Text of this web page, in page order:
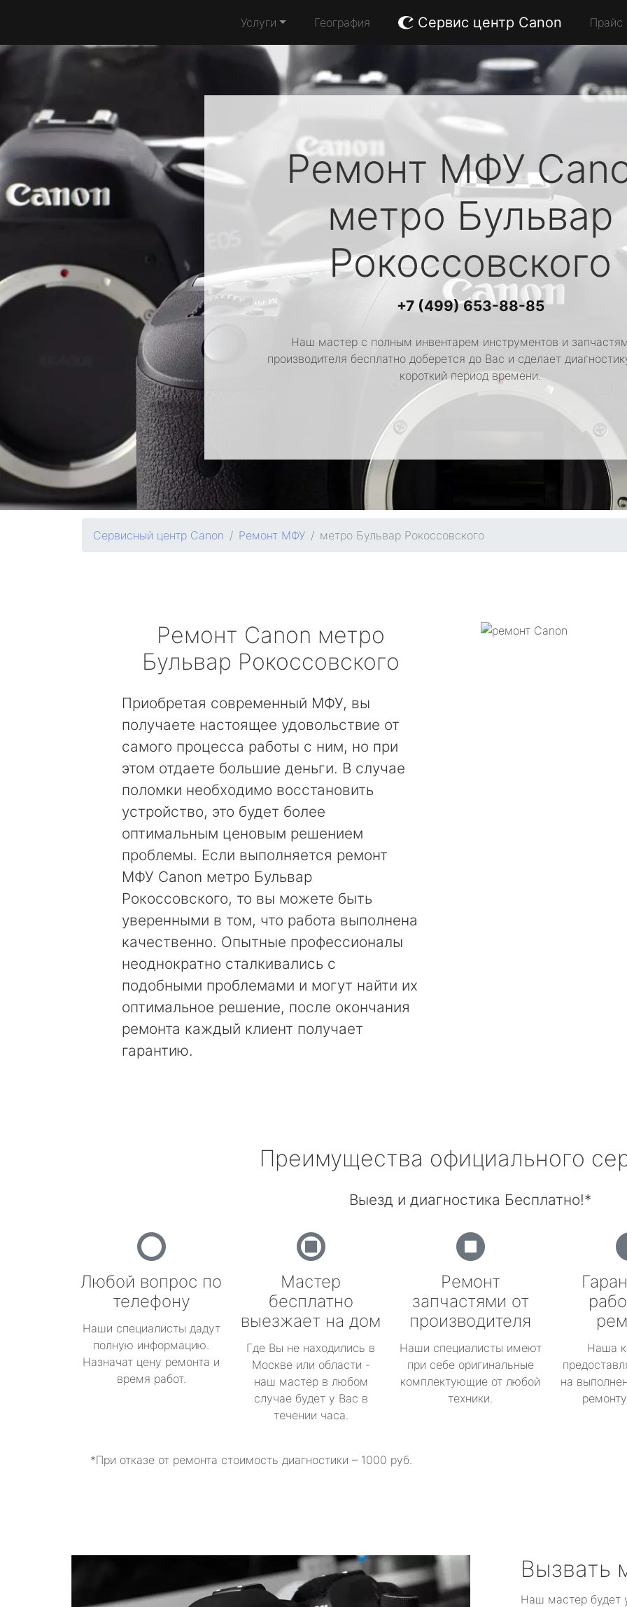
Услуги География Сервис центр Canon Прайс
Ремонт МФУ
метро Бульвар
Рокоссовского
+7 (499) 653-88-85
Наш мастер с полным инвентарем инструментов и
производителя бесплатно доберется до Вас и сделает
короткий период времени.
Сервисный центр Canon Ремонт МФУ метро Бульвар Рокоссовского
Ремонт Canon метро
Бульвар Рокоссовского
Приобретая современный МФУ, вы
получаете настоящее удовольствие от
самого процесса работы с ним, но при
этом отдаете большие деньги. В случае
поломки необходимо восстановить
устройство, это будет более
оптимальным ценовым решением
проблемы. Если выполняется ремонт
МФУ Canon метро Бульвар
Рокоссовского, то вы можете быть
уверенными в том, что работа выполнена
качественно. Опытные профессионалы
неоднократно сталкивались с
подобными проблемами и могут найти их
оптимальное решение, после окончания
ремонта каждый клиент получает
гарантию.
Преимущества официального
Выезд и диагностика Бесплатно!*
Любой вопрос по
телефону
Наши специалисты дадут
полную информацию.
Назначат цену ремонта и
время работ.
Мастер
бесплатно
выезжает на дом
Где Вы не находились в
Москве или области -
наш мастер в любом
случае будет у Вас в
течении часа.
Ремонт
запчастями от
производителя
Наши специалисты имеют
при себе оригинальные
комплектующие от любой
техники.
Наша
на
*При отказе от ремонта стоимость диагностики – 1000 руб.
Вызвать
Наш мастер будет